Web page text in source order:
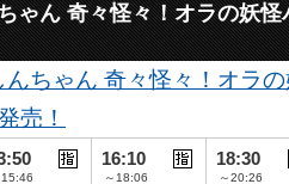
ゃん 奇々怪々！オラの妖怪
ちゃん 奇々怪々！オラ
売！
15:46
16:10
～18:06
18:30
～20:26